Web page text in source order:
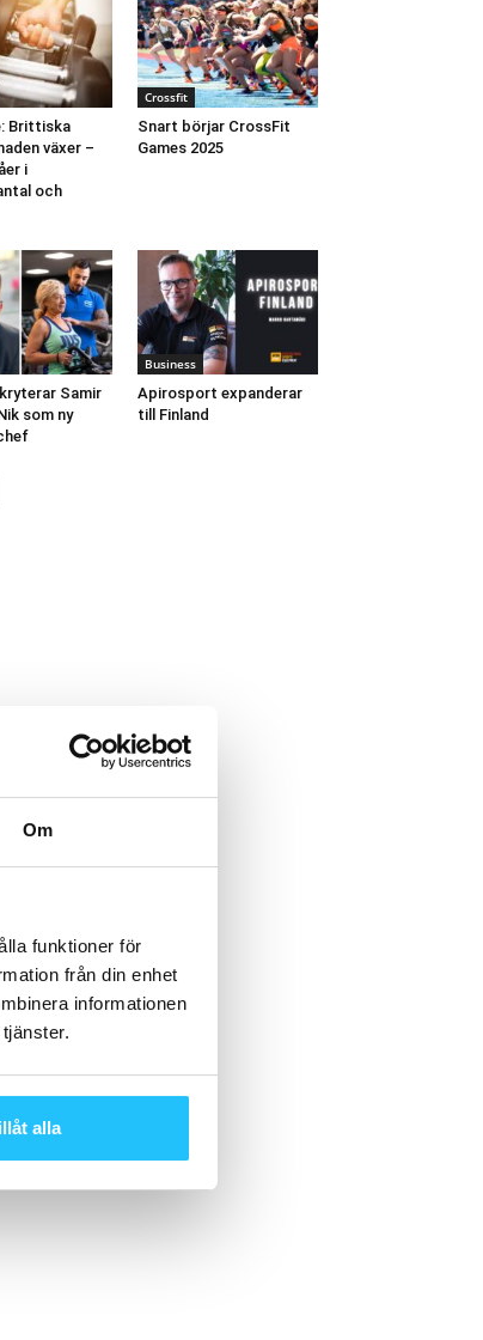
Om
funktioner för
från din enhet
informationen
alla
Brittiska
växer –
i
och
Crossfit
Snart börjar CrossFit
Games 2025
Samir
som ny
Business
Apirosport expanderar
till Finland